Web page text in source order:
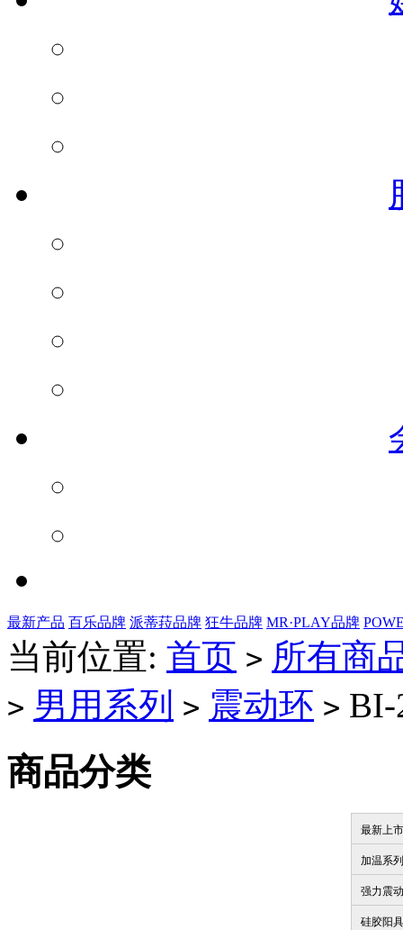
最新产品 百乐品牌 派蒂菈品牌 狂牛品牌 MR·PLAY品牌
当前位置: 首页 > 所有商
> 男用系列 > 震动环 > BI-
商品分类
最新上市
加温系列
强力震动
硅胶阳具